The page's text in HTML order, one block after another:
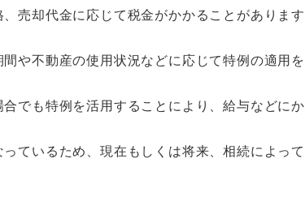
売却代金に応じて税金がかかることがあります
や不動産の使用状況などに応じて特例の適用
でも特例を活用することにより、給与などに
ているため、現在もしくは将来、相続によっ